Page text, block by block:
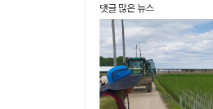
댓글 많은 뉴스